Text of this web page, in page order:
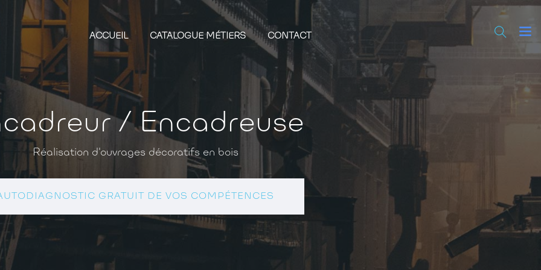
ACCUEIL CATALOGUE MÉTIERS CONTACT
/ Encadreuse
Réalisation d'ouvrages décoratifs en bois
GRATUIT DE VOS COMPÉTENCES